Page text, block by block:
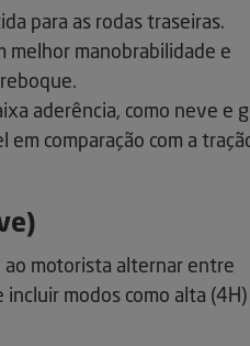
para as rodas traseiras.
melhor manobrabilidade e
aderência, como neve e
comparação com a
ao motorista alternar entre
modos como alta (4H)